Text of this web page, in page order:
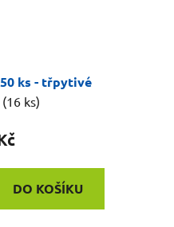
ks - třpytivé
(16 ks)
DO KOŠÍKU